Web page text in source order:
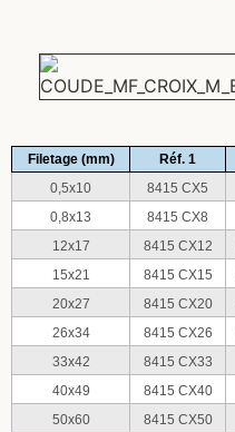
Filetage (mm) Réf. 1
0,5x10
8415 CX5
0,8x13
8415 CX8
12x17
8415 CX12
15x21
8415 CX15
20x27
8415 CX20
26x34
8415 CX26
33x42
8415 CX33
40x49
8415 CX40
50x60
8415 CX50